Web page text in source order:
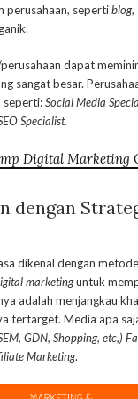
perusahaan, sepertiblog,
dapat
sangat besar.
seperti:Social Media
Specialist.
Digital Marketing
dengan
dikenal dengan
marketinguntuk
adalah menjangkau
tertarget. Media apa
GDN, Shopping, etc,)
Marketing.